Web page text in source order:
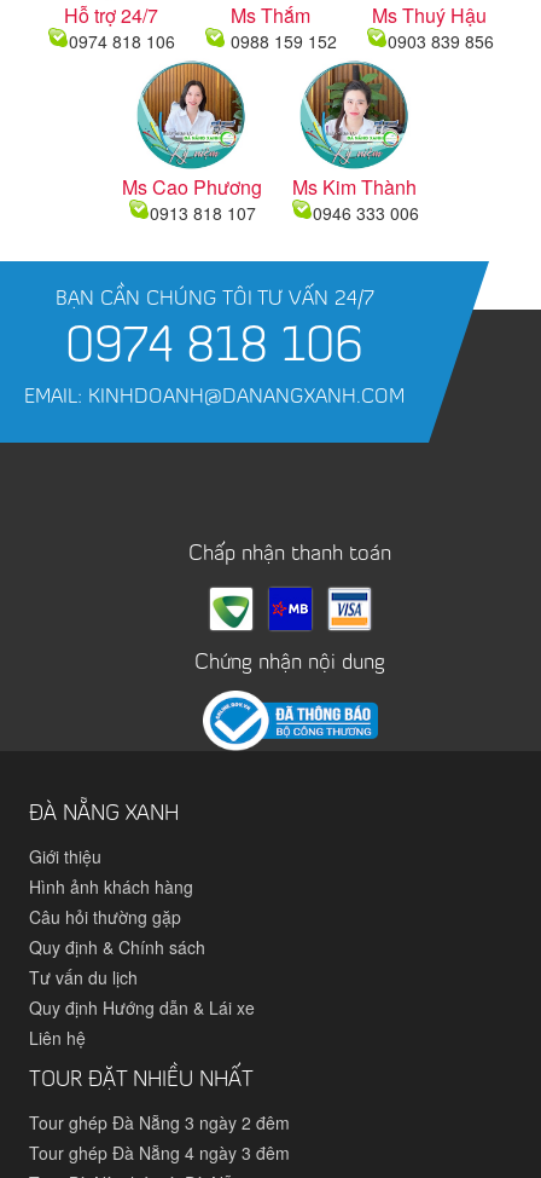
Hỗ trợ 24/7
0974 818 106
Ms Thắm
0988 159 152
Ms Thuý Hậu
0903 839 856
Ms Cao Phương
0913 818 107
Ms Kim Thành
0946 333 006
BẠN CẦN CHÚNG TÔI TƯ VẤN 24/7
0974 818 106
EMAIL: KINHDOANH@DANANGXANH.COM
Chấp nhận thanh toán
Chứng nhận nội dung
ĐÀ NẴNG XANH
Giới thiệu
Hình ảnh khách hàng
Câu hỏi thường gặp
Quy định & Chính sách
Tư vấn du lịch
Quy định Hướng dẫn & Lái xe
Liên hệ
TOUR ĐẶT NHIỀU NHẤT
Tour ghép Đà Nẵng 3 ngày 2 đêm
Tour ghép Đà Nẵng 4 ngày 3 đêm